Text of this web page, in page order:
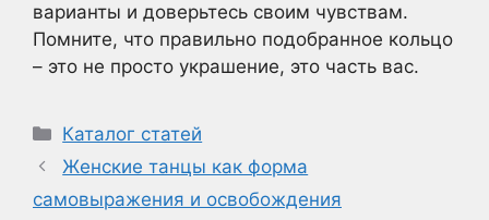
варианты и доверьтесь своим чувствам.
Помните, что правильно подобранное кольцо
– это не просто украшение, это часть вас.
Рубрики
Каталог статей
Женские танцы как форма
самовыражения и освобождения